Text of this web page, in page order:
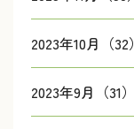
2023年10月（32）
2023年9月（31）